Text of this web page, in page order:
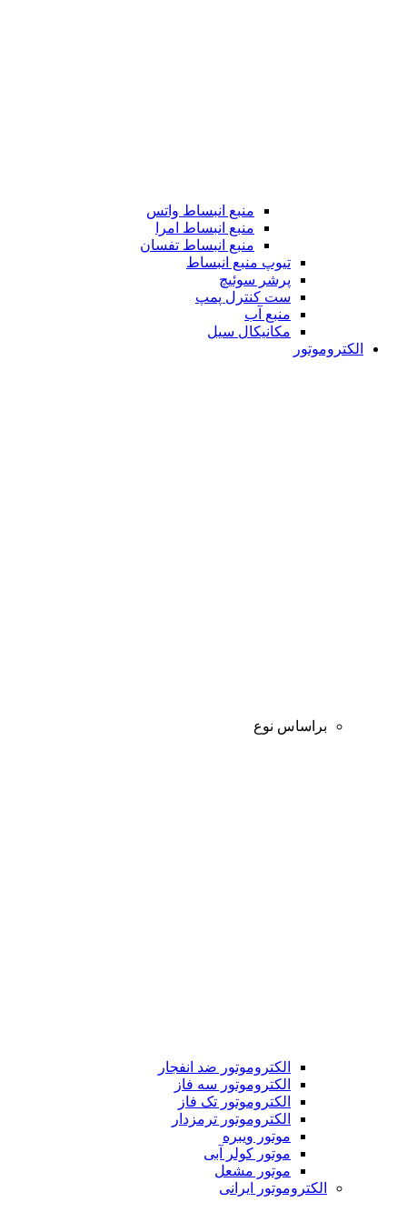
منبع انبساط واتس
منبع انبساط امرا
منبع انبساط تفسان
تیوپ منبع انبساط
پرشر سوئیچ
ست کنترل پمپ
منبع آب
مکانیکال سیل
الکتروموتور
براساس نوع
الکتروموتور ضد انفجار
الکتروموتور سه فاز
الکتروموتور تک فاز
الکتروموتور ترمزدار
موتور ویبره
موتور کولر آبی
موتور مشعل
الکتروموتور ایرانی